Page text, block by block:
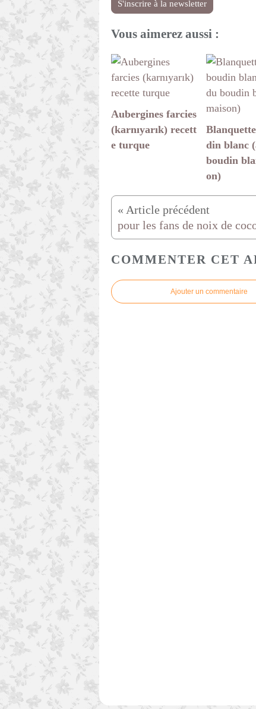
S'inscrire à la newsletter
Vous aimerez aussi :
Aubergines farcies
(karnıyarık) recett
e turque
din blanc
boudin
on)
COMMENTER CET
Ajouter un commentaire